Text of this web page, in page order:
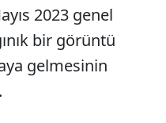
2023 genel
bir görüntü
gelmesinin